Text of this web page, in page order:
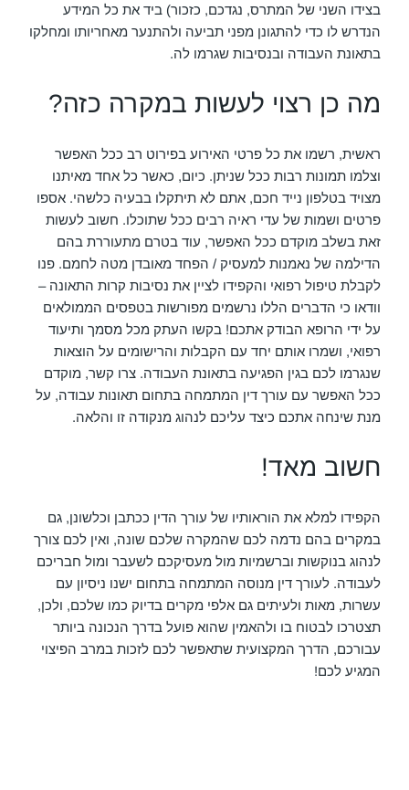
בצידו השני של המתרס, נגדכם, כזכור) ביד את כל המידע
הנדרש לו כדי להתגונן מפני תביעה ולהתנער מאחריותו ומחלקו
בתאונת העבודה ובנסיבות שגרמו לה.
מה כן רצוי לעשות במקרה כזה?
ראשית, רשמו את כל פרטי האירוע בפירוט רב ככל האפשר
וצלמו תמונות רבות ככל שניתן. כיום, כאשר כל אחד מאיתנו
מצויד בטלפון נייד חכם, אתם לא תיתקלו בבעיה כלשהי. אספו
פרטים ושמות של עדי ראיה רבים ככל שתוכלו. חשוב לעשות
זאת בשלב מוקדם ככל האפשר, עוד בטרם מתעוררת בהם
הדילמה של נאמנות למעסיק / הפחד מאובדן מטה לחמם. פנו
לקבלת טיפול רפואי והקפידו לציין את נסיבות קרות התאונה –
וודאו כי הדברים הללו נרשמים מפורשות בטפסים הממולאים
על ידי הרופא הבודק אתכם! בקשו העתק מכל מסמך ותיעוד
רפואי, ושמרו אותם יחד עם הקבלות והרישומים על הוצאות
שנגרמו לכם בגין הפגיעה בתאונת העבודה. צרו קשר, מוקדם
ככל האפשר עם עורך דין המתמחה בתחום תאונות עבודה, על
מנת שינחה אתכם כיצד עליכם לנהוג מנקודה זו והלאה.
חשוב מאד!
הקפידו למלא את הוראותיו של עורך הדין ככתבן וכלשונן, גם
במקרים בהם נדמה לכם שהמקרה שלכם שונה, ואין לכם צורך
לנהוג בנוקשות וברשמיות מול מעסיקכם לשעבר ומול חבריכם
לעבודה. לעורך דין מנוסה המתמחה בתחום ישנו ניסיון עם
עשרות, מאות ולעיתים גם אלפי מקרים בדיוק כמו שלכם, ולכן,
תצטרכו לבטוח בו ולהאמין שהוא פועל בדרך הנכונה ביותר
עבורכם, הדרך המקצועית שתאפשר לכם לזכות במרב הפיצוי
המגיע לכם!